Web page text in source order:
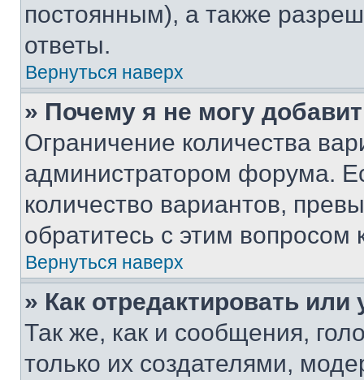
постоянным), а также
ответы.
Вернуться наверх
» Почему я не могу
Ограничение количества
администратором форума.
количество вариантов,
обратитесь с этим вопросом
Вернуться наверх
» Как отредактировать
Так же, как и сообщения,
только их создателями,